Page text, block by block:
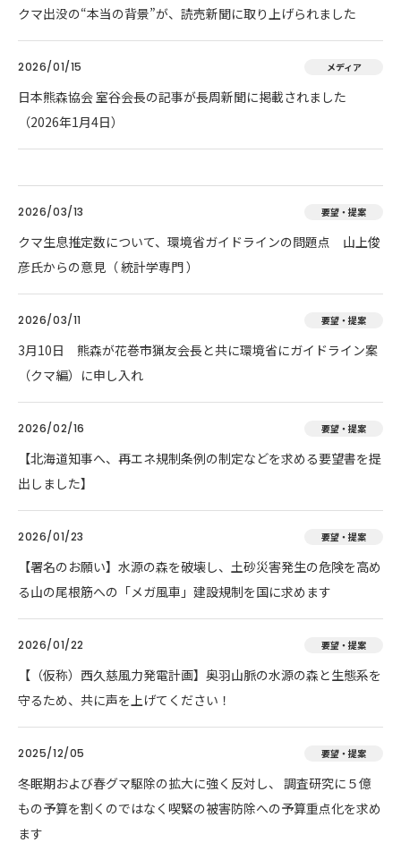
クマ出没の“本当の背景”が、読売新聞に取り上げられました
2026/01/15 メディア
日本熊森協会 室谷会長の記事が長周新聞に掲載されました
（2026年1月4日）
2026/03/13 要望・提案
クマ生息推定数について、環境省ガイドラインの問題点 山上俊
彦氏からの意見（ 統計学専門 ）
2026/03/11 要望・提案
3月10日 熊森が花巻市猟友会長と共に環境省にガイドライン案
（クマ編）に申し入れ
2026/02/16 要望・提案
【北海道知事へ、再エネ規制条例の制定などを求める要望書を提
出しました】
2026/01/23 要望・提案
【署名のお願い】水源の森を破壊し、土砂災害発生の危険を高め
る山の尾根筋への「メガ風車」建設規制を国に求めます
2026/01/22 要望・提案
【（仮称）西久慈風力発電計画】奥羽山脈の水源の森と生態系を
守るため、共に声を上げてください！
2025/12/05 要望・提案
冬眠期および春グマ駆除の拡大に強く反対し、 調査研究に５億
もの予算を割くのではなく喫緊の被害防除への予算重点化を求め
ます